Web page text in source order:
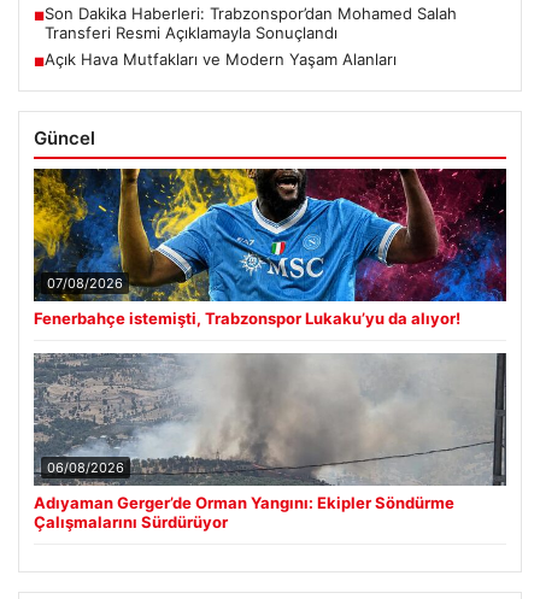
■Son Dakika Haberleri: Trabzonspor’dan Mohamed Salah
Transferi Resmi Açıklamayla Sonuçlandı
■Açık Hava Mutfakları ve Modern Yaşam Alanları
Güncel
07/08/2026
Fenerbahçe istemişti, Trabzonspor Lukaku’yu da alıyor!
06/08/2026
Adıyaman Gerger’de Orman Yangını: Ekipler Söndürme
Çalışmalarını Sürdürüyor